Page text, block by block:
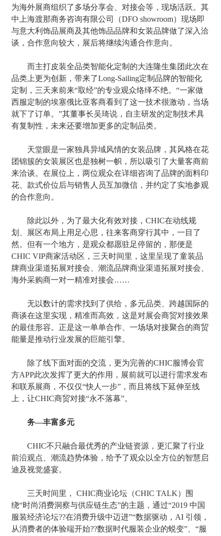
为海外展商组织了多场分享会、对接会等，现场活跃。其
中上海渡那商务咨询有限公司（DFO showroom）现场即
与意大利饰品展商及其他饰品品牌和女装品牌做了深入洽
谈，合作意向较大，展后将继续沟通合作意向。
而主打皮装全品类智能化定制的大连隆生集团此次在
品类上更为创新，带来了Long-Sailing定制品牌的智能化
定制，三天来前来“取经”的专业观众络绎不绝。“一家做
西服定制的埃塞俄比亚客商看到了这一技术很激动，当场
就下了订单。”其董事长吴琦说，自主研发的定制技术具
有复制性，未来还要增加更多的定制品类。
天堂眼是一家独具异域风情的女装品牌，其风格在花
团锦簇的女装展区也是独树一帜，所以吸引了大量客商前
来洽谈。在展位上，两位观众在详细咨询了品牌的面料印
花、款式价位后与销售人员互加微信，并约定了实地参观
的合作意向。
除此以外，为了最大化有效对接，CHIC在动线规
划、展区布局上用足心思，往来客商穿行其中，一目了
然。但有一个地方，是观众都愿驻足停留的，那便是
CHIC VIP商家活动区，三天时间里，这里呈现了童装品
牌商业渠道拓展对接会、潮流品牌商业渠道拓展对接会、
海外采购商一对一精准对接会……
无以数计的需求找到了供给，多元品类、跨越国际的
商谈在这里实现，精准而高效，这是对展会商贸对接效果
的最佳形容。正是这一单单合作、一场场对接聚合的商贸
能量是推动行业发展的巨能引擎。
除了线下面对面的交流，更为完善的CHIC服博会官
方APP此次发挥了更大的作用，展前就可以进行需求发布
和联系展商，不仅仅“快人一步”，而且将线下延伸至线
上，让CHIC商贸对接“永不落幕”。
务––丰富多元
CHIC不只融合最优秀的产业链资源，更汇聚了行业
前沿观点、潮流趋势体验，给予了观众以全方位的智慧启
迪及视觉盛宴。
三天时间里， CHIC商业论坛（CHIC TALK）围
绕“时尚消费洞察与供应链生态”的主题，通过“2019 中国
服装经济论坛??在消费升级中迈进”“数据驱动，AI 引领，
从消费者的体验端开始??数据时代服装企业的蜕变”、“服